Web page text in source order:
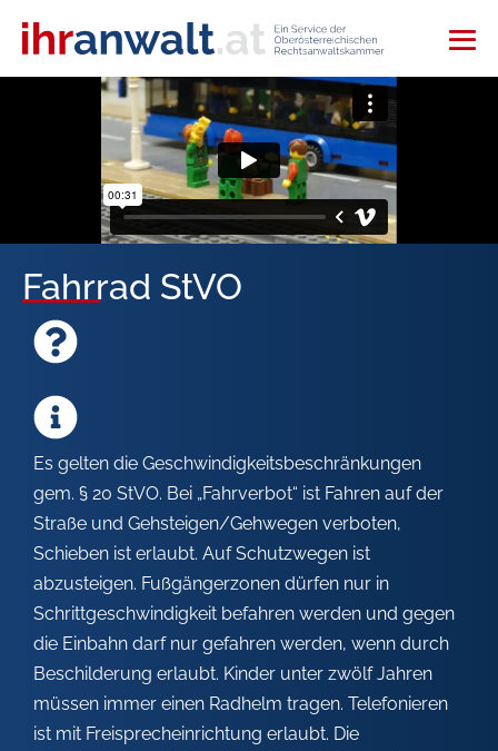
Fahrrad StVO
Es gelten die Geschwindigkeitsbeschränkungen
gem. § 20 StVO. Bei „Fahrverbot“ ist Fahren auf der
Straße und Gehsteigen/Gehwegen verboten,
Schieben ist erlaubt. Auf Schutzwegen ist
abzusteigen. Fußgängerzonen dürfen nur in
Schrittgeschwindigkeit befahren werden und gegen
die Einbahn darf nur gefahren werden, wenn durch
Beschilderung erlaubt. Kinder unter zwölf Jahren
müssen immer einen Radhelm tragen. Telefonieren
ist mit Freisprecheinrichtung erlaubt. Die